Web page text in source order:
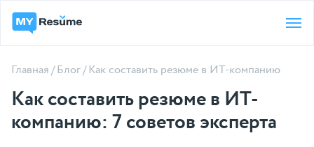
Главная/Блог/Как составить резюме в ИТ-компанию
Как составить резюме в ИТ-
компанию: 7 советов эксперта